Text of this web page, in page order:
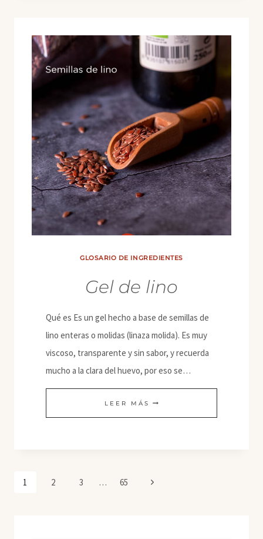
GLOSARIO DE INGREDIENTES
Gel de lino
Qué es Es un gel hecho a base de semillas de
lino enteras o molidas (linaza molida). Es muy
viscoso, transparente y sin sabor, y recuerda
mucho a la clara del huevo, por eso se…
LEER MÁS GEL
DE
Navegación
1 2 3 … 65
Siguiente